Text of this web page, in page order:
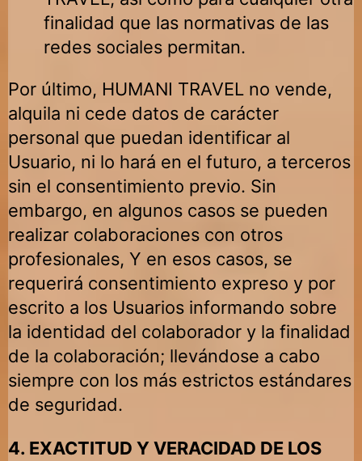
finalidad que las normativas de las
redes sociales permitan.
Por último, HUMANI TRAVEL no vende,
alquila ni cede datos de carácter
personal que puedan identificar al
Usuario, ni lo hará en el futuro, a terceros
sin el consentimiento previo. Sin
embargo, en algunos casos se pueden
realizar colaboraciones con otros
profesionales, Y en esos casos, se
requerirá consentimiento expreso y por
escrito a los Usuarios informando sobre
la identidad del colaborador y la finalidad
de la colaboración; llevándose a cabo
siempre con los más estrictos estándares
de seguridad.
4. EXACTITUD Y VERACIDAD DE LOS